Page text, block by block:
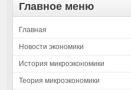
Главное меню
Главная
Новости экономики
История микроэкономики
Теория микроэкономики